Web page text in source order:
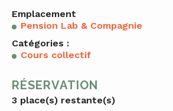
Emplacement
Pension Lab & Compagnie
Catégories :
Cours collectif
RÉSERVATION
3 place(s) restante(s)